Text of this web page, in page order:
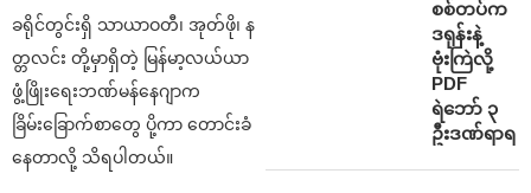
ခရိုင်တွင်းရှိ သာယာဝတီ၊ အုတ်ဖို၊ န
တ္တလင်း တို့မှာရှိတဲ့ မြန်မာ့လယ်ယာ
ဖွံ့ဖြိုးရေးဘဏ်မန်နေဂျာက
ခြိမ်းခြောက်စာတွေ ပို့ကာ တောင်းခံ
နေတာလို့ သိရပါတယ်။
စစ်တပ်က
ဒရုန်းနဲ့
ဗုံးကြဲလို့
PDF
ရဲဘော် ၃
ဦးဒဏ်ရာရ